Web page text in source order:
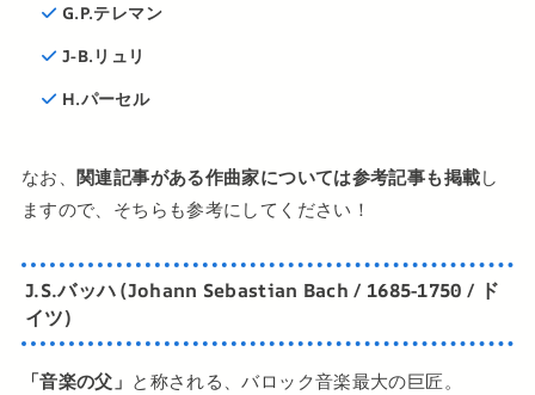
G.P.テレマン
J-B.リュリ
H.パーセル
なお、関連記事がある作曲家については参考記事も掲載し
ますので、そちらも参考にしてください！
J.S.バッハ (Johann Sebastian Bach / 1685-1750 / ド
イツ)
「音楽の父」 と称される、バロック音楽最大の巨匠。